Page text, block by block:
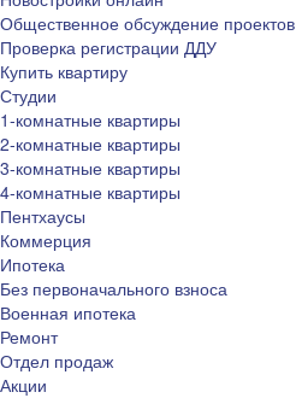
Общественное обсуждение проектов
Проверка регистрации ДДУ
Купить квартиру
Студии
1-комнатные квартиры
2-комнатные квартиры
3-комнатные квартиры
4-комнатные квартиры
Пентхаусы
Коммерция
Ипотека
Без первоначального взноса
Военная ипотека
Ремонт
Отдел продаж
Акции